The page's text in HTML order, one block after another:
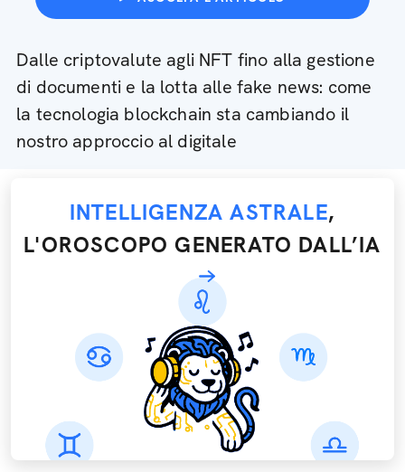
Dalle criptovalute agli NFT fino alla gestione
di documenti e la lotta alle fake news: come
la tecnologia blockchain sta cambiando il
nostro approccio al digitale
INTELLIGENZA ASTRALE,
L'OROSCOPO GENERATO DALL’IA